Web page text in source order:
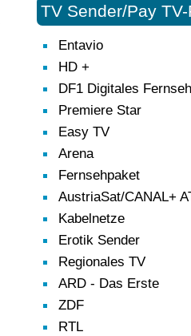
TV Sender/Pay
Entavio
HD +
DF1 Digitales
Premiere Star
Easy TV
Arena
Fernsehpaket
AustriaSat/CANAL+
Kabelnetze
Erotik Sender
Regionales TV
ARD - Das Erste
ZDF
RTL